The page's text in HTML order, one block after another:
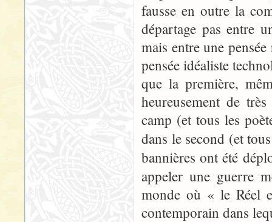
fausse en outre la
départage pas entre
mais entre une
pensée idéaliste
que la première,
heureusement de
camp (et tous les
dans le second (et
bannières ont été
appeler une guerre
monde où « le Réel
contemporain dans